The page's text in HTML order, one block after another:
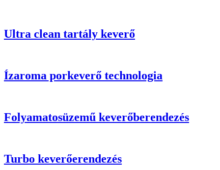
Ultra clean tartály keverő
Ízaroma porkeverő technologia
Folyamatosüzemű keverőberendezés
Turbo keverőerendezés